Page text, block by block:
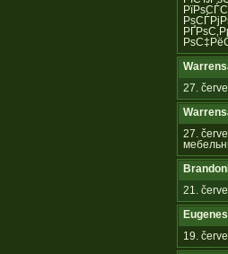
27.
27.
21.
19.